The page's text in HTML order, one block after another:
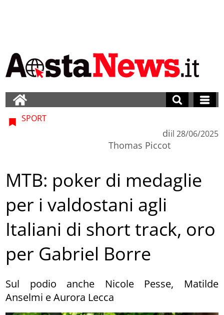
SPORT
di
Thomas Piccot
il 28/06/2025
MTB: poker di medaglie
per i valdostani agli
Italiani di short track, oro
per Gabriel Borre
Sul podio anche Nicole Pesse, Matilde
Anselmi e Aurora Lecca